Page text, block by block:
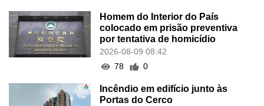
Homem do Interior do País
colocado em prisão preventiva
por tentativa de homicídio
2026-08-09 08:42
78
0
Incêndio em edifício junto às
Portas do Cerco